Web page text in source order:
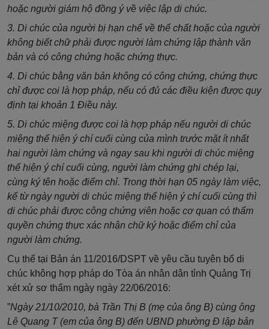
hoặc người giám hộ đồng ý về việc lập di chúc.
3. Di chúc của người bị hạn chế về thể chất hoặc của người
không biết chữ phải được người làm chứng lập thành văn
bản và có công chứng hoặc chứng thực.
4. Di chúc bằng văn bản không có công chứng, chứng thực
chỉ được coi là hợp pháp, nếu có đủ các điều kiện được quy
định tại khoản 1 Điều này.
5. Di chúc miệng được coi là hợp pháp nếu người di chúc
miệng thể hiện ý chí cuối cùng của mình trước mặt ít nhất
hai người làm chứng và ngay sau khi người di chúc miệng
thể hiện ý chí cuối cùng, người làm chứng ghi chép lại,
cùng ký tên hoặc điểm chỉ. Trong thời hạn 05 ngày làm việc,
kể từ ngày người di chúc miệng thể hiện ý chí cuối cùng thì
di chúc phải được công chứng viên hoặc cơ quan có thẩm
quyền chứng thực xác nhận chữ ký hoặc điểm chỉ của
người làm chứng.
Cụ thể tại Bản án 11/2016/DSPT về yêu cầu tuyên bố di
chúc không hợp pháp do Tòa án nhân dân tỉnh Quảng Trị
xét xử sơ thẩm ngày ngày 22/06/2016:
”Ngày 21/10/2010, bà Trần Thị B (mẹ của ông B) cùng ông
Lê Quang T (em của ông B) đến UBND phường Đ lập bản